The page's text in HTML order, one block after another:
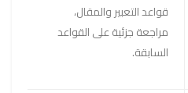
قواعد التعبير والمقال،
مراجعة جزئية على القواعد
السابقة.